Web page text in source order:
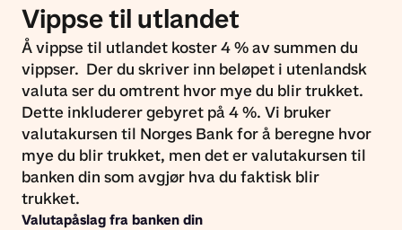
Vippse til utlandet
Å vippse til utlandet koster 4 % av summen du
vippser. Der du skriver inn beløpet i utenlandsk
valuta ser du omtrent hvor mye du blir trukket.
Dette inkluderer gebyret på 4 %. Vi bruker
valutakursen til Norges Bank for å beregne hvor
mye du blir trukket, men det er valutakursen til
banken din som avgjør hva du faktisk blir
trukket.
Valutapåslag fra banken din